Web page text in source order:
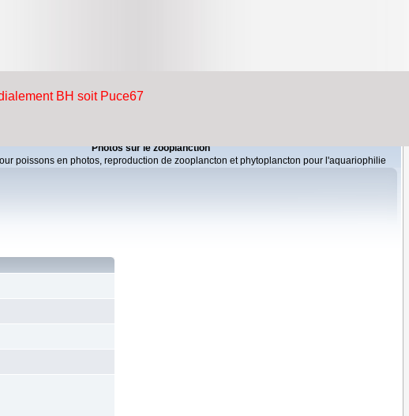
Photos sur le zooplanction
poissons en photos, reproduction de zooplancton et phytoplancton pour l'aquariophilie